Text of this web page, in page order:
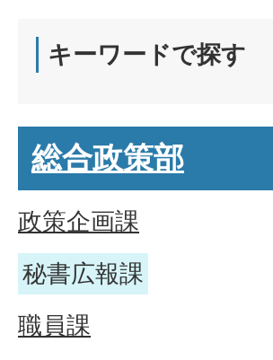
キーワードで探す
総合政策部
政策企画課
秘書広報課
職員課